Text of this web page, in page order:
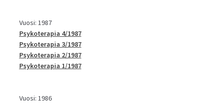
Vuosi: 1987
Psykoterapia 4/1987
Psykoterapia 3/1987
Psykoterapia 2/1987
Psykoterapia 1/1987
Vuosi: 1986